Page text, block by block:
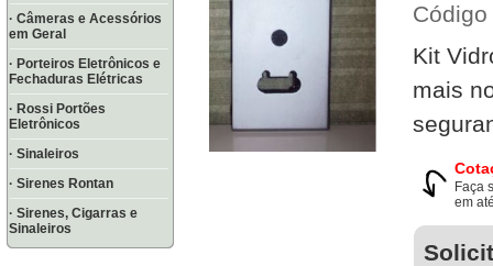
· Câmeras e Acessórios
em Geral
· Porteiros Eletrônicos e
Fechaduras Elétricas
· Rossi Portões
Eletrônicos
· Sinaleiros
· Sirenes Rontan
· Sirenes, Cigarras e
Sinaleiros
Kit
mais
Faça
em